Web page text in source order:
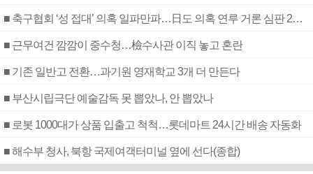
■ 축구협회 ‘성 접대’ 의혹 일파만파…日도 의혹 연루 거론 심판 2명 조사
■ 근무여건 깜깜이 중수청…檢수사관 이직 놓고 혼란
■ 기존 일반고 전환…과기원 영재학교 3개 더 만든다
■ 부산시립극단 예술감독 못 뽑았나, 안 뽑았나
■ 로봇 1000대가 상품 입출고 척척…롯데마트 24시간 배송 자동화
■ 해수부 청사, 북항 국제여객터미널 옆에 선다(종합)